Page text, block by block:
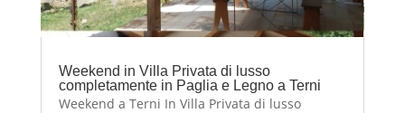
Weekend in Villa Privata di lusso
completamente in Paglia e Legno a Terni
Weekend a Terni In Villa Privata di lusso